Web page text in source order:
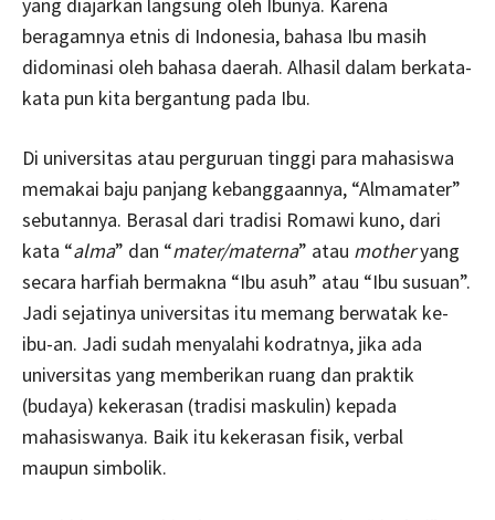
beragamnya etnis di Indonesia, bahasa Ibu masih
didominasi oleh bahasa daerah. Alhasil dalam berkata-
kata pun kita bergantung pada Ibu.
Di universitas atau perguruan tinggi para mahasiswa
memakai baju panjang kebanggaannya, “Almamater”
sebutannya. Berasal dari tradisi Romawi kuno, dari
kata “alma” dan “mater/materna” atau motheryang
secara harfiah bermakna “Ibu asuh” atau “Ibu susuan”.
Jadi sejatinya universitas itu memang berwatak ke-
ibu-an. Jadi sudah menyalahi kodratnya, jika ada
universitas yang memberikan ruang dan praktik
(budaya) kekerasan (tradisi maskulin) kepada
mahasiswanya. Baik itu kekerasan fisik, verbal
maupun simbolik.